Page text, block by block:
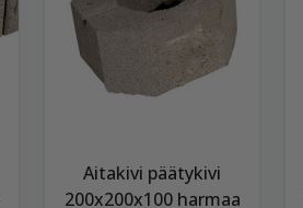
Aitakivi päätykivi
200x200x100 harmaa